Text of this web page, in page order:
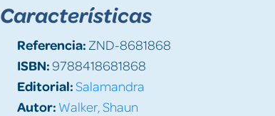
Características
Referencia: ZND-8681868
ISBN:9788418681868
Editorial:Salamandra
Autor: Walker, Shaun